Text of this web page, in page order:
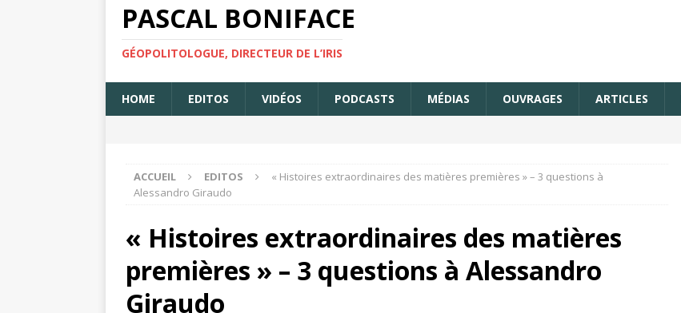
PASCAL BONIFACE
GÉOPOLITOLOGUE, DIRECTEUR DE L’IRIS
HOME EDITOS VIDÉOS PODCASTS MÉDIAS OUVRAGES ARTICLES
ACCUEIL EDITOS
« Histoires extraordinaires des matières premières » – 3 questions à
Alessandro Giraudo
« Histoires extraordinaires des matières
premières » – 3 questions à Alessandro
Giraudo